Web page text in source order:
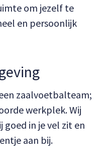
om jezelf te
en persoonlijk
zaalvoetbalteam;
werkplek. Wij
in je vel zit en
aan bij.